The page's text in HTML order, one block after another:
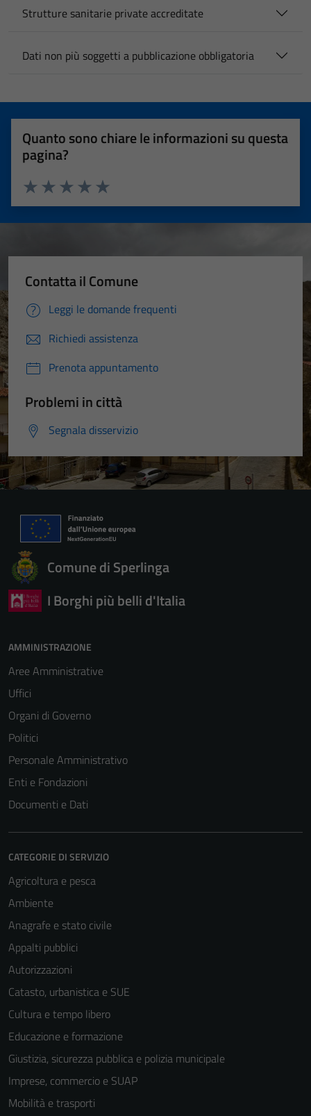
Strutture sanitarie private accreditate
Dati non più soggetti a pubblicazione obbligatoria
Quanto sono chiare le informazioni su questa
pagina?
Valuta 5 stelle su 5
Valuta 4 stelle su 5
Valuta 3 stelle su 5
Valuta 2 stelle su 5
Valuta 1 stelle su 5
Contatta il Comune
Leggi le domande frequenti
Richiedi assistenza
Prenota appuntamento
Problemi in città
Segnala disservizio
Comune di Sperlinga
I Borghi più belli d'Italia
AMMINISTRAZIONE
Aree Amministrative
Uffici
Organi di Governo
Politici
Personale Amministrativo
Enti e Fondazioni
Documenti e Dati
CATEGORIE DI SERVIZIO
Agricoltura e pesca
Ambiente
Anagrafe e stato civile
Appalti pubblici
Autorizzazioni
Catasto, urbanistica e SUE
Cultura e tempo libero
Educazione e formazione
Giustizia, sicurezza pubblica e polizia municipale
Imprese, commercio e SUAP
Mobilità e trasporti